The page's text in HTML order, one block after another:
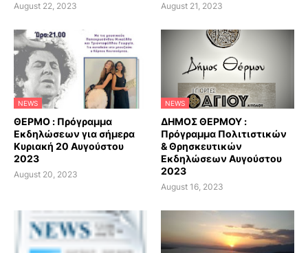
August 22, 2023 August 21, 2023
NEWS
ΘΕΡΜΟ : Πρόγραμμα
Εκδηλώσεων για σήμερα
Κυριακή 20 Αυγούστου
2023
August 20, 2023
NEWS
ΔΗΜΟΣ ΘΕΡΜΟΥ :
Πρόγραμμα Πολιτιστικών
& Θρησκευτικών
Εκδηλώσεων Αυγούστου
2023
August 16, 2023